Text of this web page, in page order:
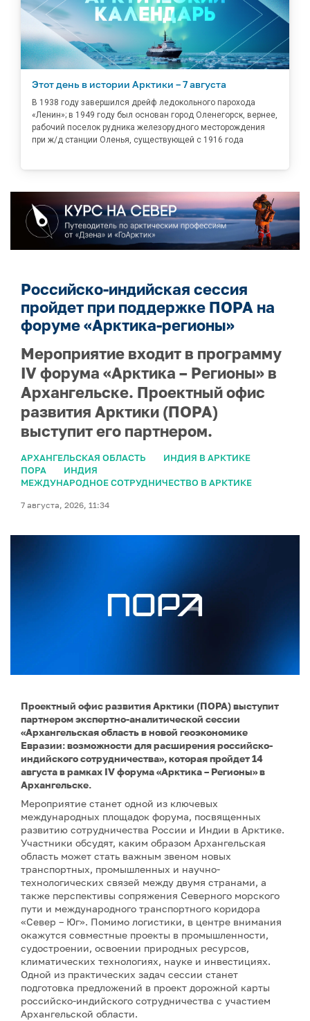
Этот день в истории Арктики – 7 августа
В 1938 году завершился дрейф ледокольного парохода
«Ленин»; в 1949 году был основан город Оленегорск, вернее,
рабочий поселок рудника железорудного месторождения
при ж/д станции Оленья, существующей с 1916 года
Российско-индийская сессия
пройдет при поддержке ПОРА на
форуме «Арктика-регионы»
Мероприятие входит в программу
IV форума «Арктика – Регионы» в
Архангельске. Проектный офис
развития Арктики (ПОРА)
выступит его партнером.
АРХАНГЕЛЬСКАЯ ОБЛАСТЬ
ИНДИЯ В АРКТИКЕ
ПОРА
ИНДИЯ
МЕЖДУНАРОДНОЕ СОТРУДНИЧЕСТВО В АРКТИКЕ
7 августа, 2026, 11:34
Проектный офис развития Арктики (ПОРА) выступит
партнером экспертно-аналитической сессии
«Архангельская область в новой геоэкономике
Евразии: возможности для расширения российско-
индийского сотрудничества», которая пройдет 14
августа в рамках IV форума «Арктика – Регионы» в
Архангельске.
Мероприятие станет одной из ключевых
международных площадок форума, посвященных
развитию сотрудничества России и Индии в Арктике.
Участники обсудят, каким образом Архангельская
область может стать важным звеном новых
транспортных, промышленных и научно-
технологических связей между двумя странами, а
также перспективы сопряжения Северного морского
пути и международного транспортного коридора
«Север – Юг». Помимо логистики, в центре внимания
окажутся совместные проекты в промышленности,
судостроении, освоении природных ресурсов,
климатических технологиях, науке и инвестициях.
Одной из практических задач сессии станет
подготовка предложений в проект дорожной карты
российско-индийского сотрудничества с участием
Архангельской области.